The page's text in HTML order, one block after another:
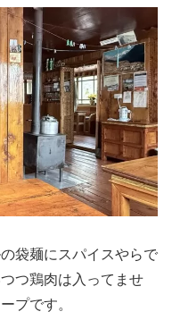
袋麺にスパイスやらで
つ鶏肉は入ってませ
プです。